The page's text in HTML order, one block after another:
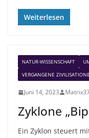
Weiterlesen
NATUR-WISSENSCHAFT
VERGANGENE
Juni 14, 2023
Zyklone
Ein Zyklon steuert